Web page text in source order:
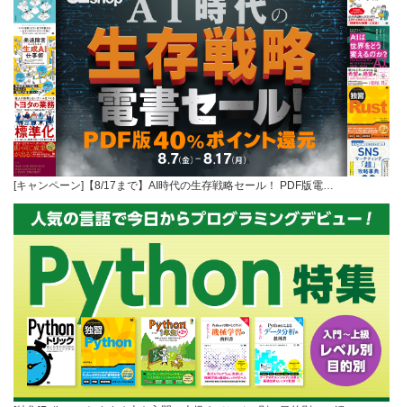
[キャンペーン]【8/17まで】AI時代の生存戦略セール！ PDF版電…